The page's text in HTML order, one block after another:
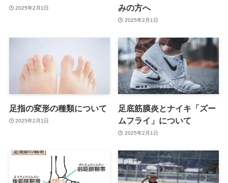
2025年2月1日
みの方へ
2025年2月1日
足指の変形の種類について
2025年2月1日
足底筋膜炎とナイキ「ズー
ムフライ」について
2025年2月1日